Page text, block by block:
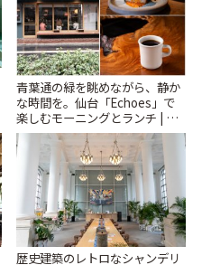
青葉通の緑を眺めながら、静か
な時間を。仙台「Echoes」で
楽しむモーニングとランチ | こ
とりっぷ
歴史建築のレトロなシャンデリ